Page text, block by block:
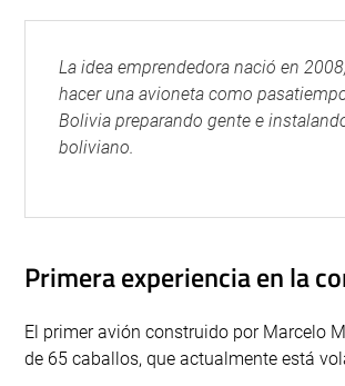
La idea emprendedora nació en
hacer una avioneta como
Bolivia preparando gente e
boliviano.
Primera experiencia en la
El primer avión construido por Marcelo
de 65 caballos, que actualmente está